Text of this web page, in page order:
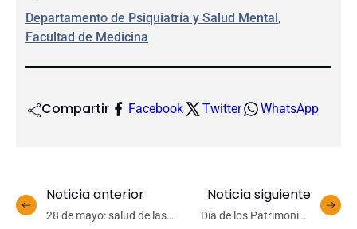
Departamento de Psiquiatría y Salud Mental
Facultad de Medicina
Compartir Facebook Twitter WhatsApp
Noticia anterior
28 de mayo: salud de las
Noticia siguiente
Día de los Patrimonios